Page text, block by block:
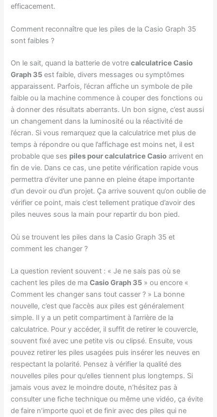
efficacement.
Comment reconnaître que les piles de la Casio Graph 35
sont faibles ?
On le sait, quand la batterie de votrecalculatrice Casio
Graph 35 est faible, divers messages ou symptômes
apparaissent. Parfois, l’écran affiche un symbole de pile
faible ou la machine commence à couper des fonctions ou
à donner des résultats aberrants. Un bon signe, c’est aussi
un changement dans la luminosité ou la réactivité de
l’écran. Si vous remarquez que la calculatrice met plus de
temps à répondre ou que l’affichage est moins net, il est
probable que ses piles pour calculatrice Casio arrivent en
fin de vie. Dans ce cas, une petite vérification rapide vous
permettra d’éviter une panne en pleine étape importante
d’un devoir ou d’un projet. Ça arrive souvent qu’on oublie de
vérifier ce point, mais c’est tellement pratique d’avoir des
piles neuves sous la main pour repartir du bon pied.
Où se trouvent les piles dans la Casio Graph 35 et
comment les changer ?
La question revient souvent : « Je ne sais pas où se
cachent les piles de maCasio Graph 35 » ou encore «
Comment les changer sans tout casser ? » La bonne
nouvelle, c’est que l’accès aux piles est généralement
simple. Il y a un petit compartiment à l’arrière de la
calculatrice. Pour y accéder, il suffit de retirer le couvercle,
souvent fixé avec une petite vis ou clipsé. Ensuite, vous
pouvez retirer les piles usagées puis insérer les neuves en
respectant la polarité. Pensez à vérifier la qualité des
nouvelles piles pour qu’elles tiennent plus longtemps. Si
jamais vous avez le moindre doute, n’hésitez pas à
consulter une fiche technique ou même une vidéo, ça évite
de faire n’importe quoi et de finir avec des piles qui ne